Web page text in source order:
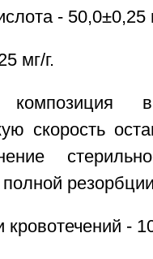
- 50,0±0,25
мг/г.
скорость
кровотечений -